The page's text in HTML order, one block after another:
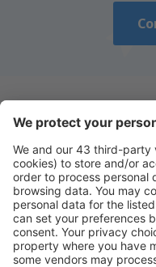
Descarga